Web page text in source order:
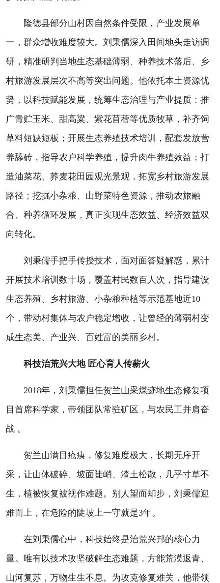
隆德县部分山村因自然条件受限，产业发展单
一，群众增收难度较大。刘秉儒深入田间地头走访调
研，精准研判当地生态基础薄弱、种养技术落后、乡
村旅游发展层次不高等突出问题。他依托本土资源优
势，以科技赋能发展，统筹生态治理与产业提质：推
广青贮玉米、甜高粱、紫花苜蓿等优质牧草，补齐饲
草料短缺短板；开展生态养殖技术培训，配套发放营
养舔砖，指导农户科学养殖，提升肉牛养殖效益；打
造油菜花、荞麦花田园观光景观，拓宽乡村旅游发展
路径；挖掘小杂粮、山野菜特色资源，推动农旅融
合、种养循环发展，真正实现生态效益、经济效益双
向转化。
刘秉儒手把手传授技术，面对面答疑解惑，累计
开展技术培训数十场，覆盖村民数百人次，指导建设
生态养殖、乡村旅游、小杂粮种植等示范基地近10
个，带动村集体与农户稳定增收，让曾经的薄弱村变
成生态美、产业兴、百姓富的美丽乡村。
科技治荒兴大地 匠心育人传薪火
2018年，刘秉儒担任贺兰山采煤迹地生态修复项
目首席科学家，带领团队常驻矿区，与农民工并肩奋
战 。
贺兰山满目疮痍，修复难度极大，长期无序开
采，让山体破碎、坡面陡峭、渣土松散，几乎寸草不
生，植被恢复被视作难题。别人望而却步，刘秉儒迎
难而上，在危险的陡坡上一守就是3年。
在刘秉儒心中，科技始终是治荒兴邦的核心力
量。唯有以技术攻坚破解生态难题，方能荒漠返青、
山河复苏，万物生生不息。为攻克修复难关，他带领